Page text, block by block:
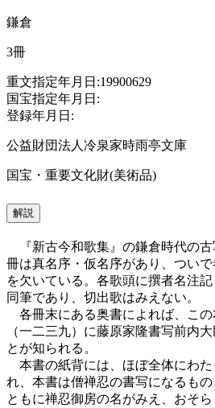
鎌倉
3冊
重文指定年月日:19900629
国宝指定年月日:
登録年月日:
公益財団法人冷泉家時雨亭文庫
国宝・重要文化財(美術品)
解説
『新古今和歌集』の鎌倉時代の古
冊は真名序・仮名序があり、つい
を欠いている。各歌頭に撰者名注
同筆であり、切出歌はみえない。
各冊末にある奥書によれば、この
（一二三九）に藤原家隆書写前内
とが知られる。
本書の紙背には、ほぼ全体にわた
れ、本書は僧禅忍の書写になるも
ともに禅忍御房の名がみえ、おそ